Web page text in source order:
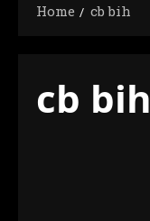
Home cb bih
cb bih